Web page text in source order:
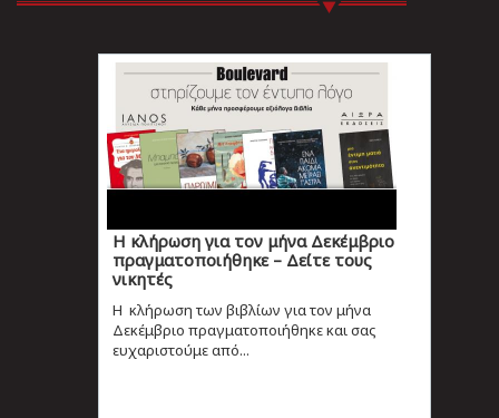
Η κλήρωση για τον μήνα Δεκέμβριο
πραγματοποιήθηκε – Δείτε τους
νικητές
Η κλήρωση των βιβλίων για τον μήνα
Δεκέμβριο πραγματοποιήθηκε και σας
ευχαριστούμε από...